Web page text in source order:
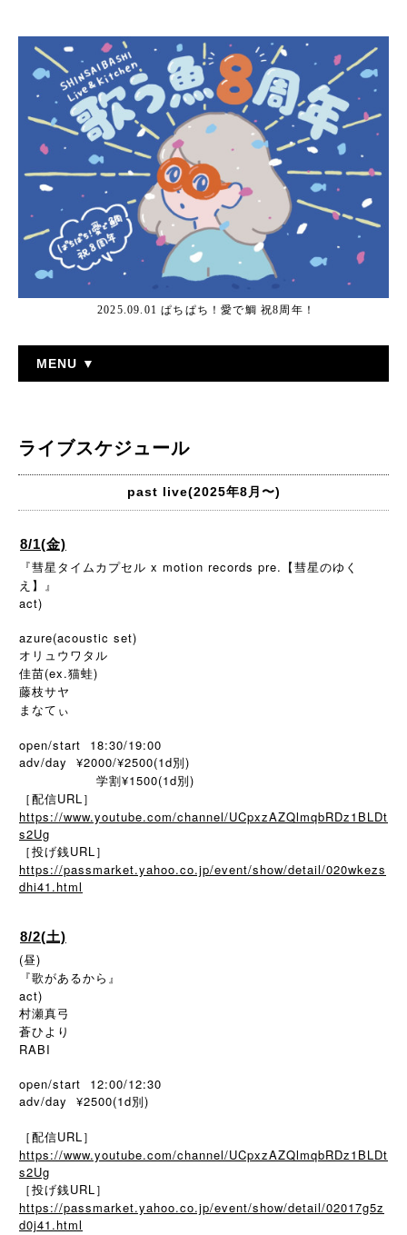
2025.09.01 ぱちぱち！愛で鯛 祝8周年！
MENU ▼
ライブスケジュール
past live(2025年8月〜)
8/1(金)
『彗星タイムカプセル x motion records pre.【彗星のゆく
え】』
act)
azure(acoustic set)
オリュウワタル
佳苗(ex.猫蛙)
藤枝サヤ
まなてぃ
open/start 18:30/19:00
adv/day ¥2000/¥2500(1d別)
学割¥1500(1d別)
［配信URL］
https://www.youtube.com/channel/UCpxzAZQlmqbRDz1BLDt
s2Ug
［投げ銭URL］
https://passmarket.yahoo.co.jp/event/show/detail/020wkezs
dhi41.html
8/2(土)
(昼)
『歌があるから』
act)
村瀬真弓
蒼ひより
RABI
open/start 12:00/12:30
adv/day ¥2500(1d別)
［配信URL］
https://www.youtube.com/channel/UCpxzAZQlmqbRDz1BLDt
s2Ug
［投げ銭URL］
https://passmarket.yahoo.co.jp/event/show/detail/02017g5z
d0j41.html